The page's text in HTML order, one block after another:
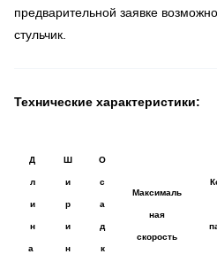
предварительной заявке
стульчик.
Технические характеристики:
Д
л
и
н
а
Ш
и
р
и
н
О
с
а
д
к
Максималь
ная
скорость